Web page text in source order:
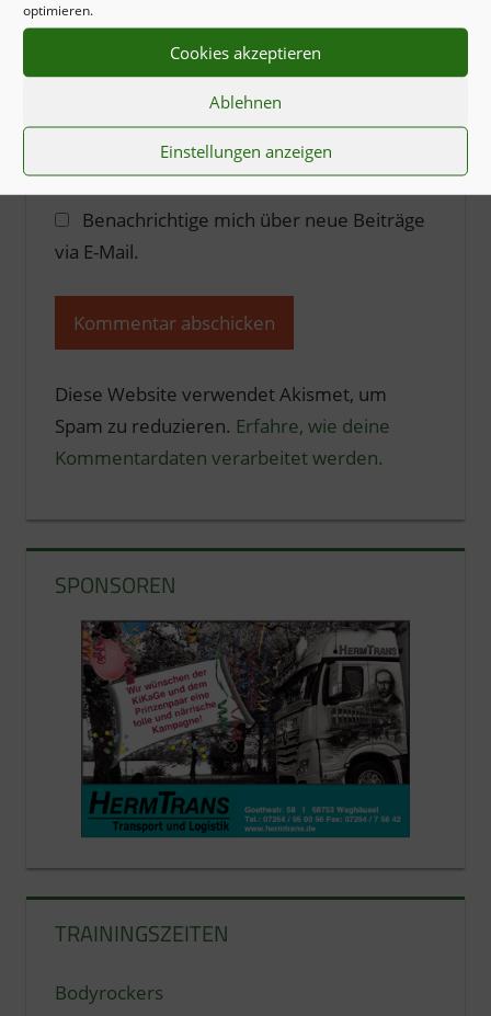
optimieren.
Cookies akzeptieren
Ablehnen
Einstellungen anzeigen
Website
Benachrichtige mich über nachfolgende
Kommentare via E-Mail.
Benachrichtige mich über neue Beiträge
via E-Mail.
Diese Website verwendet Akismet, um
Spam zu reduzieren. Erfahre, wie deine
Kommentardaten verarbeitet werden.
SPONSOREN
TRAININGSZEITEN
Bodyrockers